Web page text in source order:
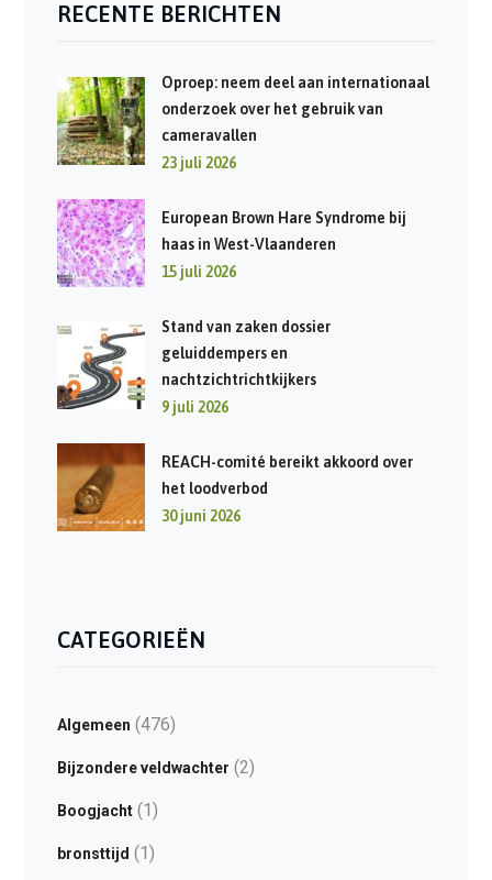
RECENTE BERICHTEN
Oproep: neem deel aan internationaal
onderzoek over het gebruik van
cameravallen
23 juli 2026
European Brown Hare Syndrome bij
haas in West-Vlaanderen
15 juli 2026
Stand van zaken dossier
geluiddempers en
nachtzichtrichtkijkers
9 juli 2026
REACH-comité bereikt akkoord over
het loodverbod
30 juni 2026
CATEGORIEËN
Algemeen (476)
Bijzondere veldwachter (2)
Boogjacht(1)
bronsttijd (1)